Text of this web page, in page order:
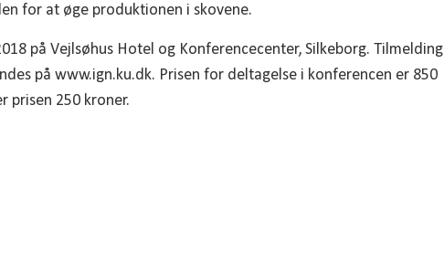
for at øge produktionen i skovene.
på Vejlsøhus Hotel og Konferencecenter, Silkeborg. Tilmelding
på www.ign.ku.dk. Prisen for deltagelse i konferencen er 850
prisen 250 kroner.